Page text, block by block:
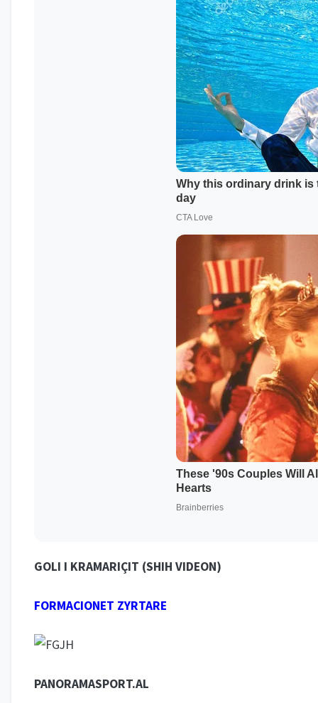
GOLI I KRAMARIÇIT (SHIH VIDEON)
FORMACIONET ZYRTARE
PANORAMASPORT.AL